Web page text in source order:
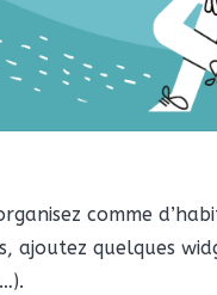
comme
ajoutez quelques